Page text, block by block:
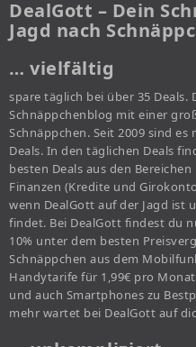
DealGott – Dein
Jagd nach
… vielfältig
spare täglich bei über 35 Deals.
Schnäppchenblog mit einer
Schnäppchen. Seit 2009 sind
Deals. In den täglichen Deals
besten Deals aus den
Finanzen (Kredite und
wenn DealGott auf der Jagd ist
findet. Bei DealGott findest du
10% unter dem besten
Schnäppchen aus dem
Handytarife für 1,99€ pro
und auch Smartphones zu
mehr wartet bei DealGott auf